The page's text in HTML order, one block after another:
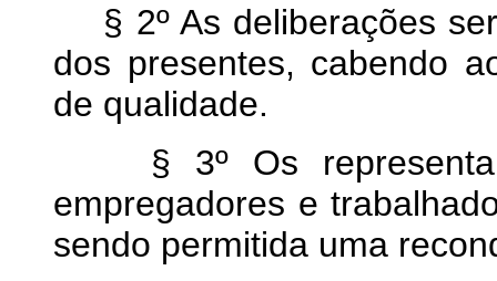
§ 2º As deliberações
dos presentes, cabendo
de qualidade.
§ 3º Os
empregadores e
sendo permitida uma